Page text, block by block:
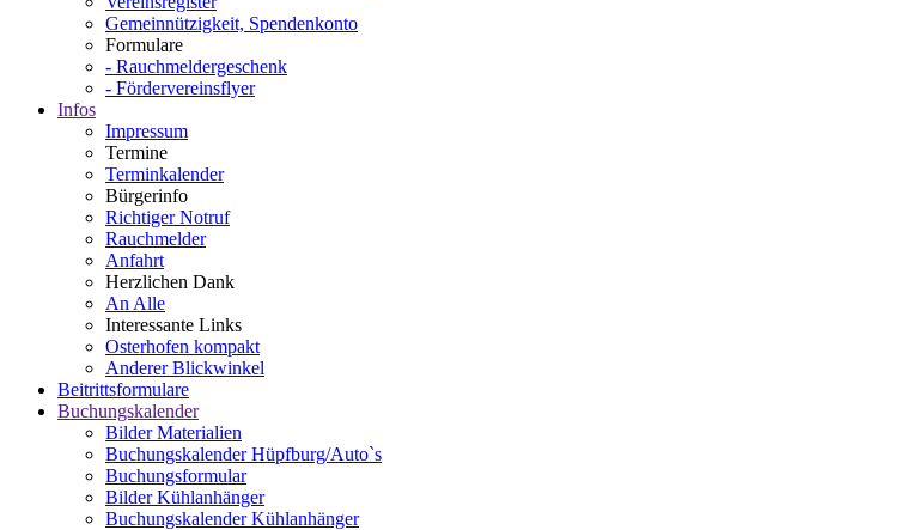
Gemeinnützigkeit, Spendenkonto
Formulare
- Rauchmeldergeschenk
- Fördervereinsflyer
Infos
Impressum
Termine
Terminkalender
Bürgerinfo
Richtiger Notruf
Rauchmelder
Anfahrt
Herzlichen Dank
An Alle
Interessante Links
Osterhofen kompakt
Anderer Blickwinkel
Beitrittsformulare
Buchungskalender
Bilder Materialien
Buchungskalender Hüpfburg/Auto`s
Buchungsformular
Bilder Kühlanhänger
Buchungskalender Kühlanhänger